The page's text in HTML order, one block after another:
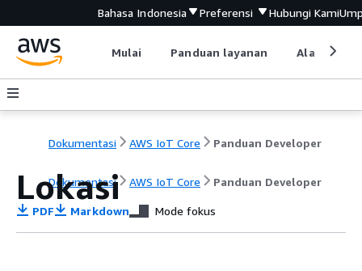
Bahasa Indonesia Preferensi Hubungi Kami
Mulai Panduan layanan Alat
Dokumentasi AWS IoT Core Panduan Developer
Dokumentasi AWS IoT Core Panduan Developer
Lokasi
PDF Markdown Mode fokus